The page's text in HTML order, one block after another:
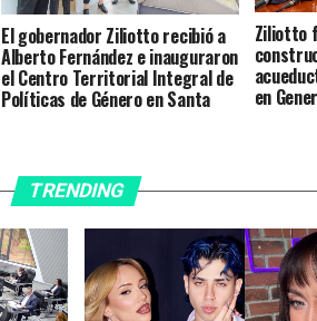
El gobernador Ziliotto recibió a
Alberto Fernández e inauguraron
el Centro Territorial Integral de
Políticas de Género en Santa
Ziliotto
en
TRENDING